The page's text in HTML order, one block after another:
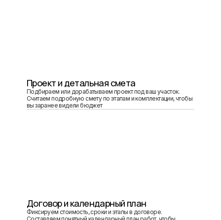
Проект и детальная смета
Подбираем или дорабатываем проект под ваш участок.
Считаем подробную смету по этапам и комплектации, чтобы
вы заранее видели бюджет
Договор и календарный план
Фиксируем стоимость, сроки и этапы в договоре.